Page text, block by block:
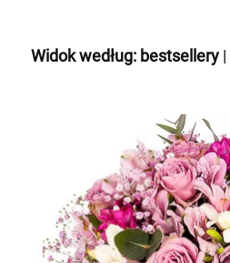
Widok według: bestsellery |